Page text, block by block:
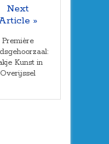
Next
»
Première
Kunst in
Overijssel